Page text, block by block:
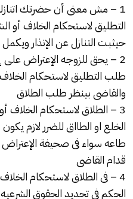
1 – مش معنى أن حضرتك
التطليق لاستحكام الخلاف
حيثبت التنازل عن الإنذار
2 – يحق للزوجه الإعتراض على
طلب التطليق لاستحكام
والقاضى بينظر طلب الطلاق
3 – الطلاق لاستحكام الخلاف
الخلع او الطااق للضرر لازم
طاعه سواء فى صحيفة الإعتراض
قدام القاضى
4 – فى الطلاق لاستحكام
الحكم فى تحديد الحقوق